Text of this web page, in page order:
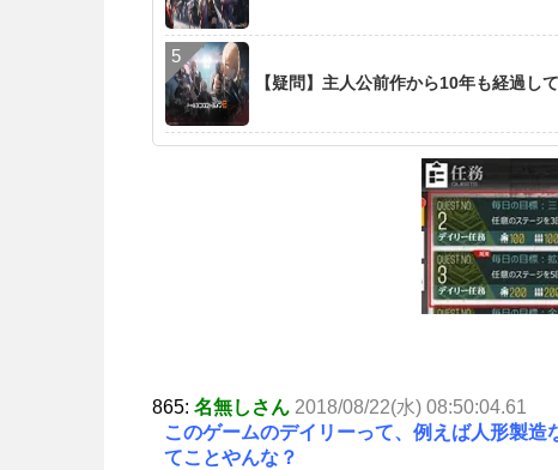
【疑問】主人公前作から10年も経過し
865: 名無しさん 2018/08/22(水) 08:50:04.61
このゲームのデイリーって、例えば人形製
てことやんな？